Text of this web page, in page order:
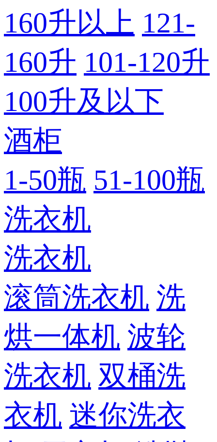
160升以上 121-
160升 101-120升
100升及以下
酒柜
1-50瓶 51-100瓶
洗衣机
洗衣机
滚筒洗衣机 洗
烘一体机 波轮
洗衣机 双桶洗
衣机 迷你洗衣